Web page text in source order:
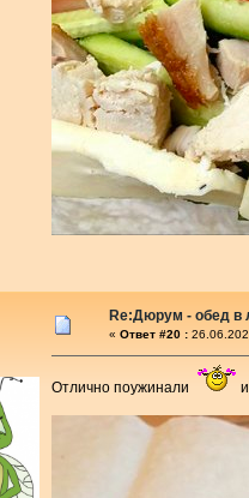
Re:Дюрум - обед в
« Ответ #20 :
Отлично поужинали